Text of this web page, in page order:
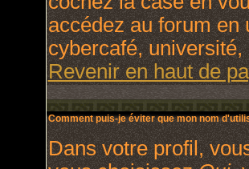
accédez au forum en
cybercafé, université,
Revenir en haut de
Comment puis-je éviter que mon nom
Dans votre profil,